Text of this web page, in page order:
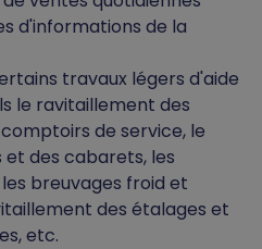
d'informations de la
travaux légers d'aide
le ravitaillement des
de service, le
des cabarets, les
breuvages froid et
des étalages et
etc.